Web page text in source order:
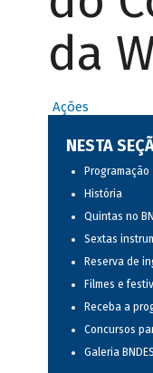
da
Ações
NESTA
Programação
História
Quintas no
Sextas
Reserva de
Filmes e
Receba a
Concursos
Galeria BNDES